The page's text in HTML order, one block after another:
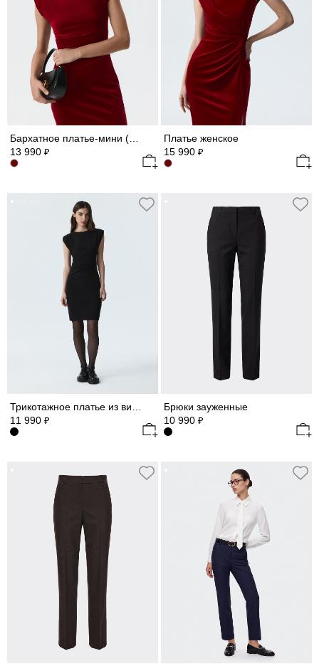
13 990 ₽
Платье женское
15 990 ₽
11 990 ₽
Брюки зауженные
10 990 ₽